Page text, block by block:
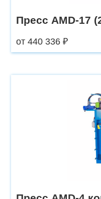
Пресс AMD-17
от 440 336 ₽